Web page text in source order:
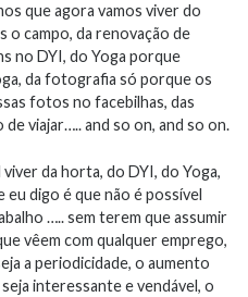
que agora vamos viver do
campo, da renovação de
no DYI, do Yoga porque
da fotografia só porque os
fotos no facebilhas, das
viajar….. and so on, and so on.
da horta, do DYI, do Yoga,
digo é que não é possível
….. sem terem que assumir
vêem com qualquer emprego,
a periodicidade, o aumento
interessante e vendável, o